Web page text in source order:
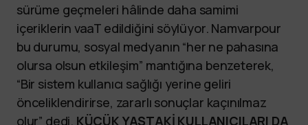
sürüme geçmeleri hâlinde daha samimi
içeriklerin vaaT edildiğini söylüyor. Namvarpour
bu durumu, sosyal medyanın “her ne pahasına
olursa olsun etkileşim” mantığına benzeterek,
“Bir sistem kullanıcı sağlığı yerine geliri
önceliklendirirse, zararlı sonuçlar kaçınılmaz
olur” dedi. KÜÇÜK YAŞTAKİ KULLANICILARI DA